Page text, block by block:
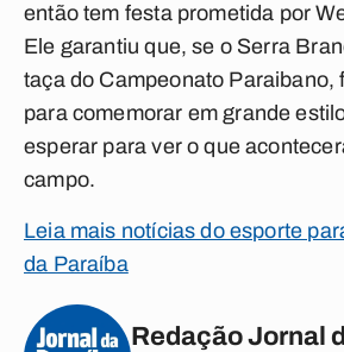
então tem festa prometida por
Ele garantiu que, se o Serra
taça do Campeonato Paraibano,
para comemorar em grande
esperar para ver o que
campo.
Leia mais notícias do esporte
da Paraíba
Redação Jornal